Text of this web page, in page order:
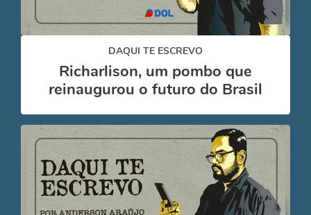
DAQUI TE ESCREVO
Richarlison, um pombo que
reinaugurou o futuro do Brasil